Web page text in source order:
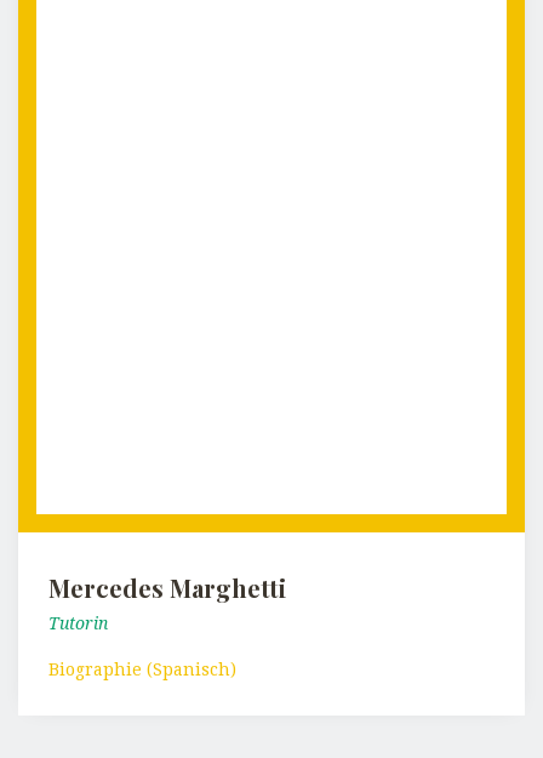
Mercedes Marghetti
Tutorin
Biographie (Spanisch)